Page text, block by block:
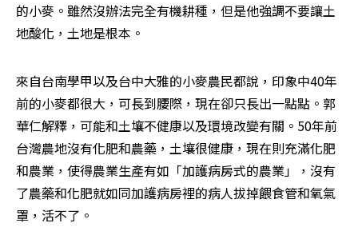
的小麥。雖然沒辦法完全有機耕種，但是他強調不要讓土
地酸化，土地是根本。
來自台南學甲以及台中大雅的小麥農民都說，印象中40年
前的小麥都很大，可長到腰際，現在卻只長出一點點。郭
華仁解釋，可能和土壤不健康以及環境改變有關。50年前
台灣農地沒有化肥和農藥，土壤很健康，現在則充滿化肥
和農業，使得農業生產有如「加護病房式的農業」，沒有
了農藥和化肥就如同加護病房裡的病人拔掉餵食管和氧氣
罩，活不了。